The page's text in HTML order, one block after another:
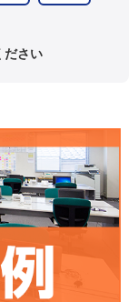
ださい